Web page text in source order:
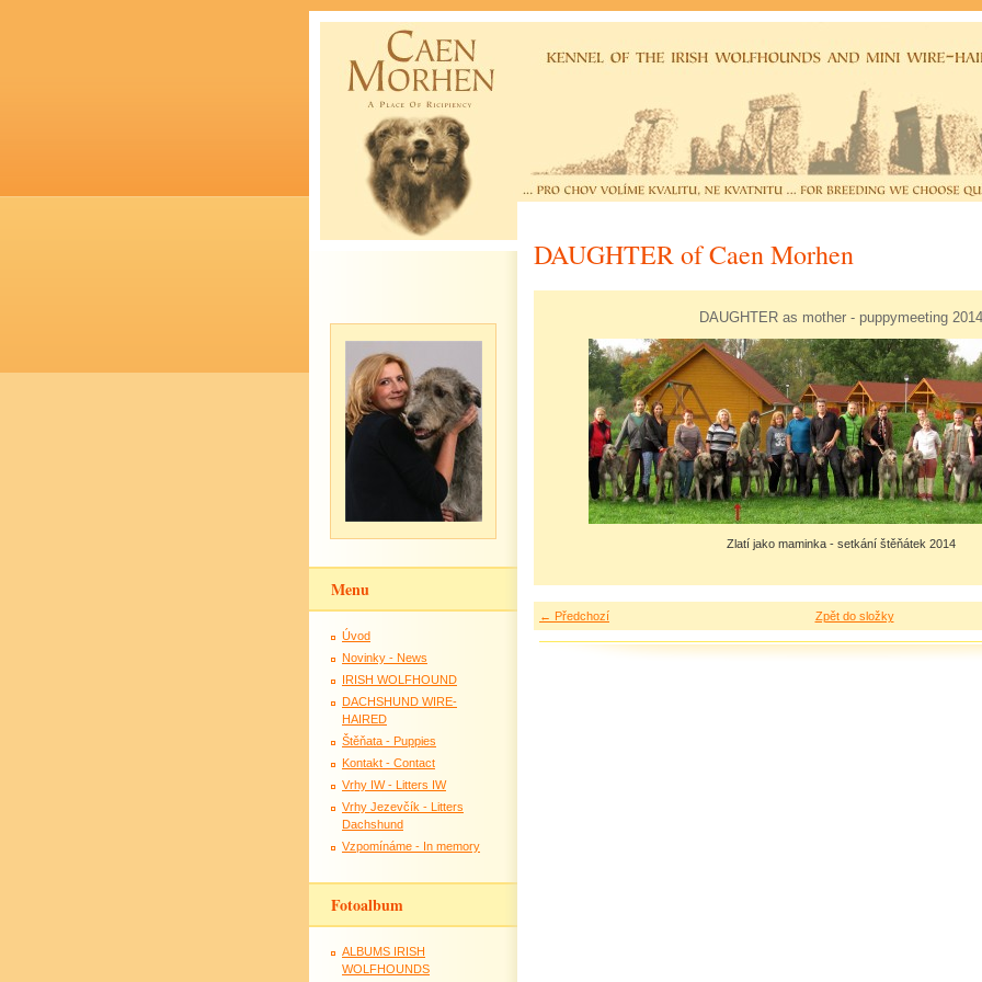
DAUGHTER of Caen Morhen
DAUGHTER as mother - puppymeeting 2014
Zlatí jako maminka - setkání štěňátek 2014
← Předchozí Zpět do složky
Menu
Úvod
Novinky - News
IRISH WOLFHOUND
DACHSHUND WIRE-
HAIRED
Štěňata - Puppies
Kontakt - Contact
Vrhy IW - Litters IW
Vrhy Jezevčík - Litters
Dachshund
Vzpomínáme - In memory
Fotoalbum
ALBUMS IRISH
WOLFHOUNDS